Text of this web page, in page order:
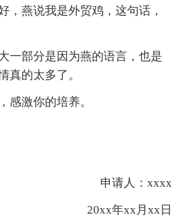
，燕说我是外贸鸡，这句话，
一部分是因为燕的语言，也是
真的太多了。
感激你的培养。
申请人：xxxx
20xx年xx月xx日